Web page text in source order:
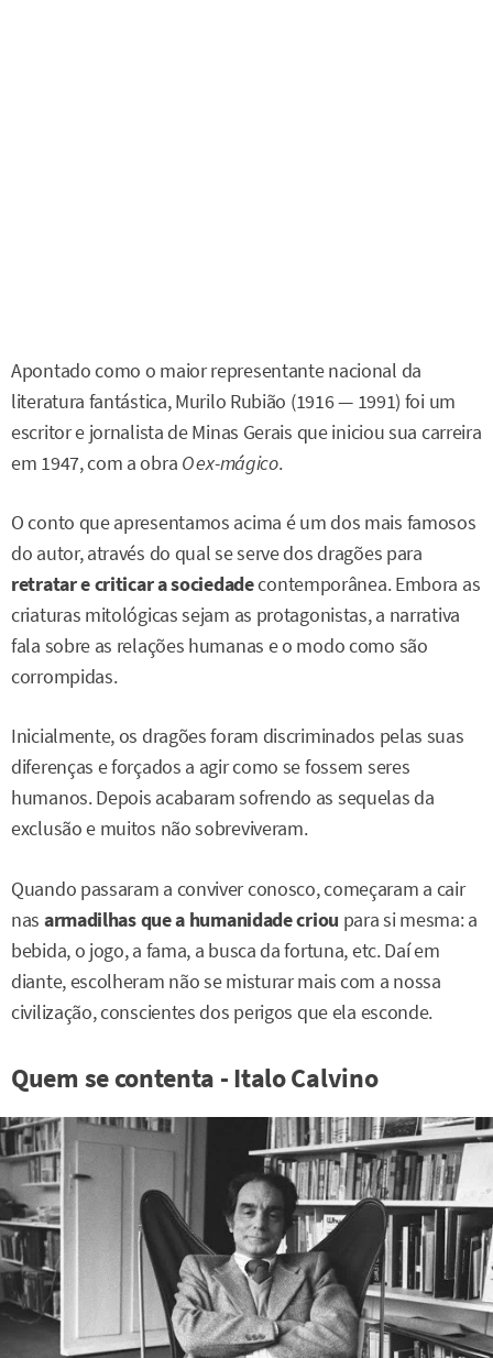
Apontado como o maior representante nacional da
literatura fantástica, Murilo Rubião (1916 — 1991) foi um
escritor e jornalista de Minas Gerais que iniciou sua carreira
em 1947, com a obra O ex-mágico.
O conto que apresentamos acima é um dos mais famosos
do autor, através do qual se serve dos dragões para
retratar e criticar a sociedadecontemporânea. Embora as
criaturas mitológicas sejam as protagonistas, a narrativa
fala sobre as relações humanas e o modo como são
corrompidas.
Inicialmente, os dragões foram discriminados pelas suas
diferenças e forçados a agir como se fossem seres
humanos. Depois acabaram sofrendo as sequelas da
exclusão e muitos não sobreviveram.
Quando passaram a conviver conosco, começaram a cair
nas armadilhas que a humanidade criou para si mesma: a
bebida, o jogo, a fama, a busca da fortuna, etc. Daí em
diante, escolheram não se misturar mais com a nossa
civilização, conscientes dos perigos que ela esconde.
Quem se contenta - Italo Calvino